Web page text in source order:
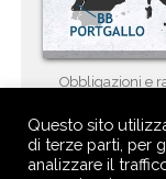
Obbligazioni e
Questo sito
di terze parti, per
analizzare il